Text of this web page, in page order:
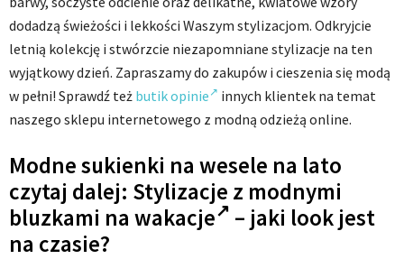
dodadzą świeżości i lekkości Waszym stylizacjom. Odkryjcie
letnią kolekcję i stwórzcie niezapomniane stylizacje na ten
wyjątkowy dzień. Zapraszamy do zakupów i cieszenia się modą
w pełni! Sprawdź też butik opinie
innych klientek na temat
naszego sklepu internetowego z modną odzieżą online.
Modne sukienki na wesele na lato
czytaj dalej: Stylizacje z modnymi
bluzkami na wakacje
– jaki look jest
na czasie?